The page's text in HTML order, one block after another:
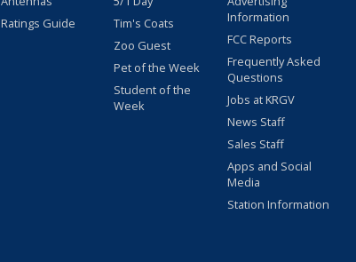
Ratings Guide
Tim's Coats
Zoo Guest
Pet of the Week
Student of the
Week
Information
FCC Reports
Frequently Asked
Questions
Jobs at KRGV
News Staff
Sales Staff
Apps and Social
Media
Station Information